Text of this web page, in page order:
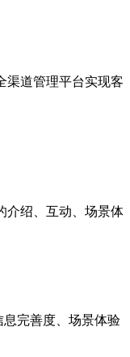
渠道管理平台实现客
介绍、互动、场景体
完善度、场景体验